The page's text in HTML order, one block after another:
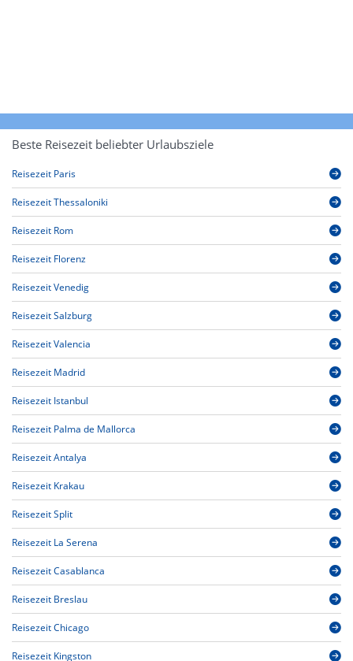
Beste Reisezeit beliebter Urlaubsziele
Reisezeit Paris
Reisezeit Thessaloniki
Reisezeit Rom
Reisezeit Florenz
Reisezeit Venedig
Reisezeit Salzburg
Reisezeit Valencia
Reisezeit Madrid
Reisezeit Istanbul
Reisezeit Palma de Mallorca
Reisezeit Antalya
Reisezeit Krakau
Reisezeit Split
Reisezeit La Serena
Reisezeit Casablanca
Reisezeit Breslau
Reisezeit Chicago
Reisezeit Kingston